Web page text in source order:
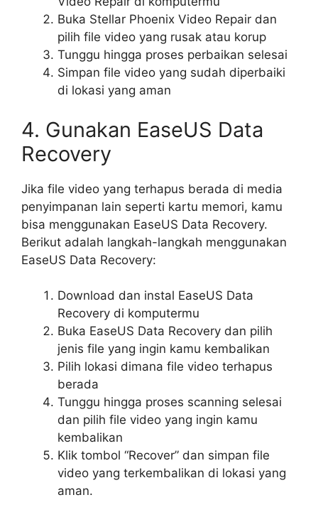
Buka Stellar Phoenix Video Repair dan
pilih file video yang rusak atau korup
Tunggu hingga proses perbaikan selesai
Simpan file video yang sudah diperbaiki
di lokasi yang aman
4. Gunakan EaseUS Data
Recovery
Jika file video yang terhapus berada di media
penyimpanan lain seperti kartu memori, kamu
bisa menggunakan EaseUS Data Recovery.
Berikut adalah langkah-langkah menggunakan
EaseUS Data Recovery:
Download dan instal EaseUS Data
Recovery di komputermu
Buka EaseUS Data Recovery dan pilih
jenis file yang ingin kamu kembalikan
Pilih lokasi dimana file video terhapus
berada
Tunggu hingga proses scanning selesai
dan pilih file video yang ingin kamu
kembalikan
Klik tombol “Recover” dan simpan file
video yang terkembalikan di lokasi yang
aman.